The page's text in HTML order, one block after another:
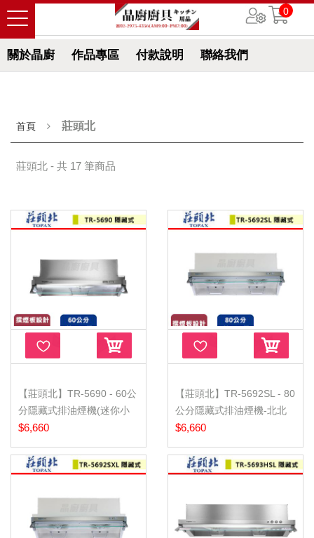
關於晶廚 作品專區 付款說明 聯絡我們
0
首頁 莊頭北
莊頭北 - 共 17 筆商品
【莊頭北】TR-5690 - 60公
分隱藏式排油煙機(迷你小
宅系...
$6,660
【莊頭北】TR-5692SL - 80
公分隱藏式排油煙機-北北
基含...
$6,660